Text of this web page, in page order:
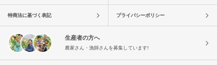
特商法に基づく表記 プライバシーポリシー
生産者の方へ
農家さん・漁師さんを募集しています!